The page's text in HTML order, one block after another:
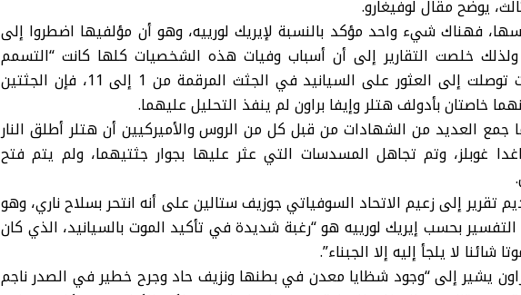
يوضح مقال لوفيغارو.
فهناك شيء واحد مؤكد بالنسبة لإيريك لورييه، وهو أن مؤلفيها اضطروا إلى
ولذلك خلصت التقارير إلى أن أسباب وفيات هذه الشخصيات كلها كانت “التسمم
بالسيانيد”، وإذا كانت التحليلات توصلت إلى العثور على السيانيد في الجثث المرقمة من 1 إلى 11، فإن الجثتين
خاصتان بأدولف هتلر وإيفا براون لم ينفذ التحليل عليهما.
جمع العديد من الشهادات من قبل كل من الروس والأميركيين أن هتلر أطلق النار
غوبلز، وتم تجاهل المسدسات التي عثر عليها بجوار جثتيهما، ولم يتم فتح
تقرير إلى زعيم الاتحاد السوفياتي جوزيف ستالين على أنه انتحر بسلاح ناري، وهو
التفسير بحسب إيريك لورييه هو “رغبة شديدة في تأكيد الموت بالسيانيد، الذي كان
لا يلجأ إليه إلا الجبناء”.
يشير إلى “وجود شظايا معدن في بطنها ونزيف حاد وجرح خطير في الصدر ناجم